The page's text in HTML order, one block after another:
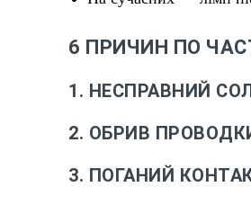
6 ПРИЧИН ПО
1. НЕСПРАВНИЙ
2. ОБРИВ
3. ПОГАНИЙ